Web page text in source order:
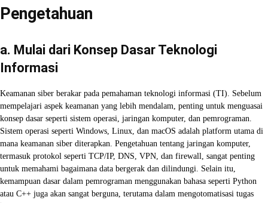
Pengetahuan
a. Mulai dari Konsep Dasar Teknologi
Informasi
Keamanan siber berakar pada pemahaman teknologi informasi (TI). Sebelum
mempelajari aspek keamanan yang lebih mendalam, penting untuk menguasai
konsep dasar seperti sistem operasi, jaringan komputer, dan pemrograman.
Sistem operasi seperti Windows, Linux, dan macOS adalah platform utama di
mana keamanan siber diterapkan. Pengetahuan tentang jaringan komputer,
termasuk protokol seperti TCP/IP, DNS, VPN, dan firewall, sangat penting
untuk memahami bagaimana data bergerak dan dilindungi. Selain itu,
kemampuan dasar dalam pemrograman menggunakan bahasa seperti Python
atau C++ juga akan sangat berguna, terutama dalam mengotomatisasi tugas